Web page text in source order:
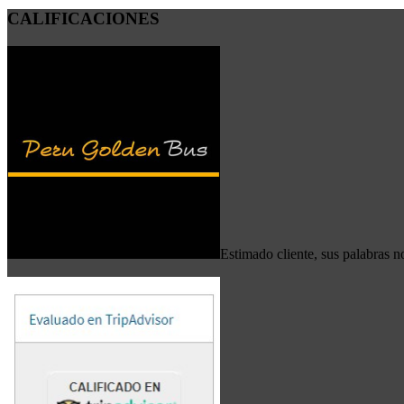
CALIFICACIONES
Estimado cliente, sus palabras